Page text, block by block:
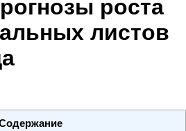
роста
листов